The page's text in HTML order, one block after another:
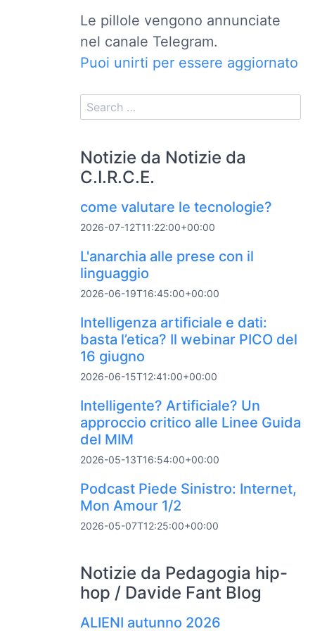
Le pillole vengono annunciate
nel canale Telegram.
Puoi unirti per essere aggiornato
Notizie da Notizie da
C.I.R.C.E.
come valutare le tecnologie?
2026-07-12T11:22:00+00:00
L'anarchia alle prese con il
linguaggio
2026-06-19T16:45:00+00:00
Intelligenza artificiale e dati:
basta l’etica? Il webinar PICO del
16 giugno
2026-06-15T12:41:00+00:00
Intelligente? Artificiale? Un
approccio critico alle Linee Guida
del MIM
2026-05-13T16:54:00+00:00
Podcast Piede Sinistro: Internet,
Mon Amour 1/2
2026-05-07T12:25:00+00:00
Notizie da Pedagogia hip-
hop / Davide Fant Blog
ALIENI autunno 2026